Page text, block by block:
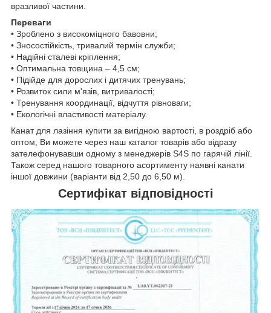
вразливої частини.
Переваги
• Зроблено з високоміцного бавовни;
• Зносостійкість, тривалий термін служби;
• Надійні сталеві кріплення;
• Оптимальна товщина – 4,5 см;
• Підійде для дорослих і дитячих тренувань;
• Розвиток сили м'язів, витривалості;
• Тренування координації, відчуття рівноваги;
• Екологічні властивості матеріалу.
Канат для лазіння купити за вигідною вартості, в роздріб або
оптом, Ви можете через наш каталог товарів або відразу
зателефонувавши одному з менеджерів S4S по гарячій лінії.
Також серед нашого товарного асортименту наявні канати
іншої довжини (варіанти від 2,50 до 6,50 м).
Сертифікат відповідності